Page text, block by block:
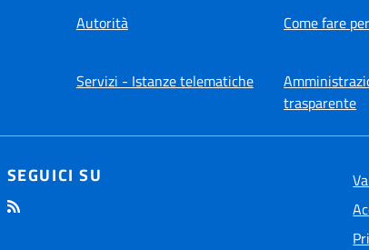
Autorità Come fare
Servizi - Istanze telematiche
trasparente
SEGUICI SU